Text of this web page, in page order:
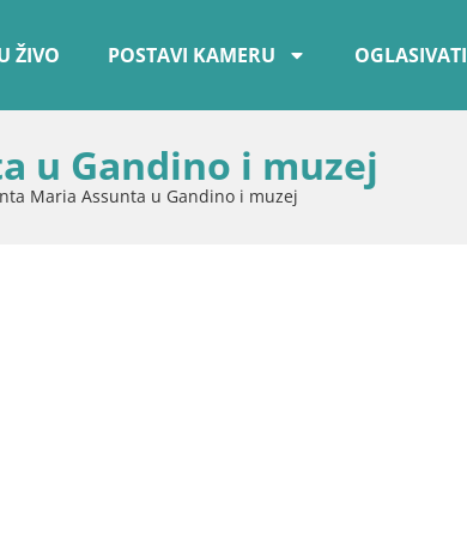
ŽIVO POSTAVI KAMERU OGLASIVATI
u Gandino i muzej
Maria Assunta u Gandino i muzej